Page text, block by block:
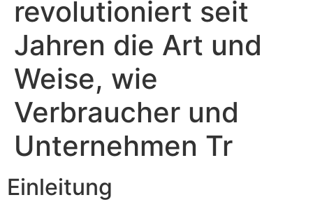
revolutioniert seit
Jahren die Art und
Weise, wie
Verbraucher und
Unternehmen Tr
Einleitung